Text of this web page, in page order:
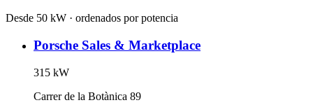
Desde 50 kW · ordenados por potencia
Porsche Sales & Marketplace
315 kW
Carrer de la Botànica 89